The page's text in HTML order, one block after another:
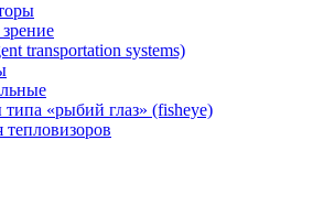
transportation systems)
«рыбий глаз» (fisheye)